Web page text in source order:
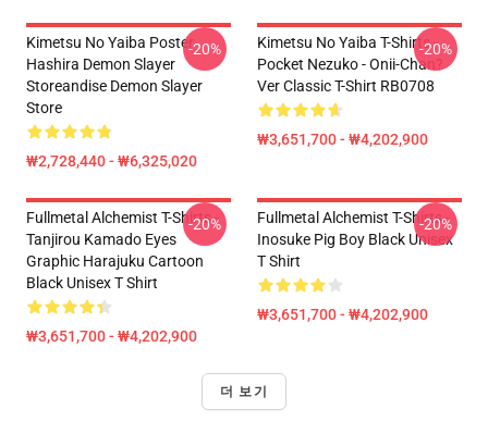
Kimetsu No Yaiba Poster
Hashira Demon Slayer
Storeandise Demon Slayer
Store
₩2,728,440 - ₩6,325,020
-20%
Kimetsu No Yaiba T-Shirts -
Pocket Nezuko - Onii-Chan?
Ver Classic T-Shirt RB0708
₩3,651,700 - ₩4,202,900
-20%
Fullmetal Alchemist T-Shirts -
Tanjirou Kamado Eyes
Graphic Harajuku Cartoon
Black Unisex T Shirt
₩3,651,700 - ₩4,202,900
-20%
Fullmetal Alchemist T-Shirts -
Inosuke Pig Boy Black Unisex
T Shirt
₩3,651,700 - ₩4,202,900
-20%
더 보기